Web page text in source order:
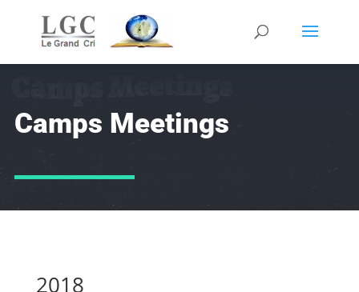
Camps Meetings
2018